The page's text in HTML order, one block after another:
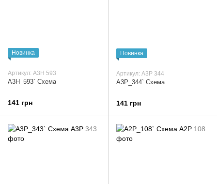
Новинка
Артикул: А3Н 593
А3Н_593` Схема
141 грн
Новинка
Артикул: А3Р 344
А3Р_344` Схема
141 грн